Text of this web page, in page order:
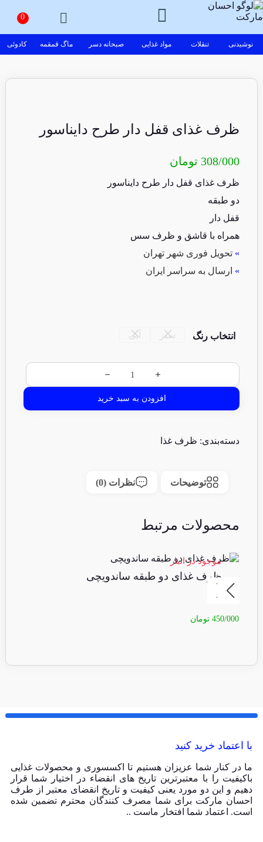
نوشیدنی تنقلات مواد غذایی صبحانه دسر ماگ قمقمه کادوئی
ظرف غذای قفل دار طرح دایناسور
308/000 تومان
ظرف غذای قفل دار طرح دایناسور
دو طبقه
قفل دار
همراه با قاشق و ظرف سس
» تحویل فوری شهر تهران
» ارسال به سراسر ایران
انتخاب رنگ سبز آبی
افزودن به سبد خرید
دسته‌بندی: ظرف غذا
توضیحات نظرات (0)
محصولات مرتبط
موجود در انبار
ظرف غذای دو طبقه ساندویچی
450/000 تومان
با اعتماد خرید کنید
ما در کنار شما عزیزان هستیم تا اکسسوری و محصولات غذایی
باکیفیت را با معتبرترین تاریخ های انقضاء در اختیار شما قرار
دهیم و این دو مورد یعنی کیفیت و تاریخ انقضای معتبر از طرف
احسان مارکت برای شما مصرف کنندگان محترم تضمین شده
است. اعتماد شما افتخار ماست ..